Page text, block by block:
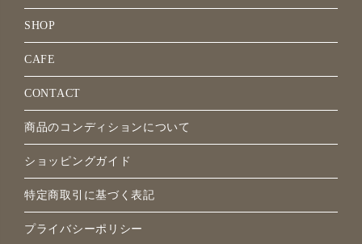
SHOP
CAFE
CONTACT
商品のコンディションについて
ショッピングガイド
特定商取引に基づく表記
プライバシーポリシー